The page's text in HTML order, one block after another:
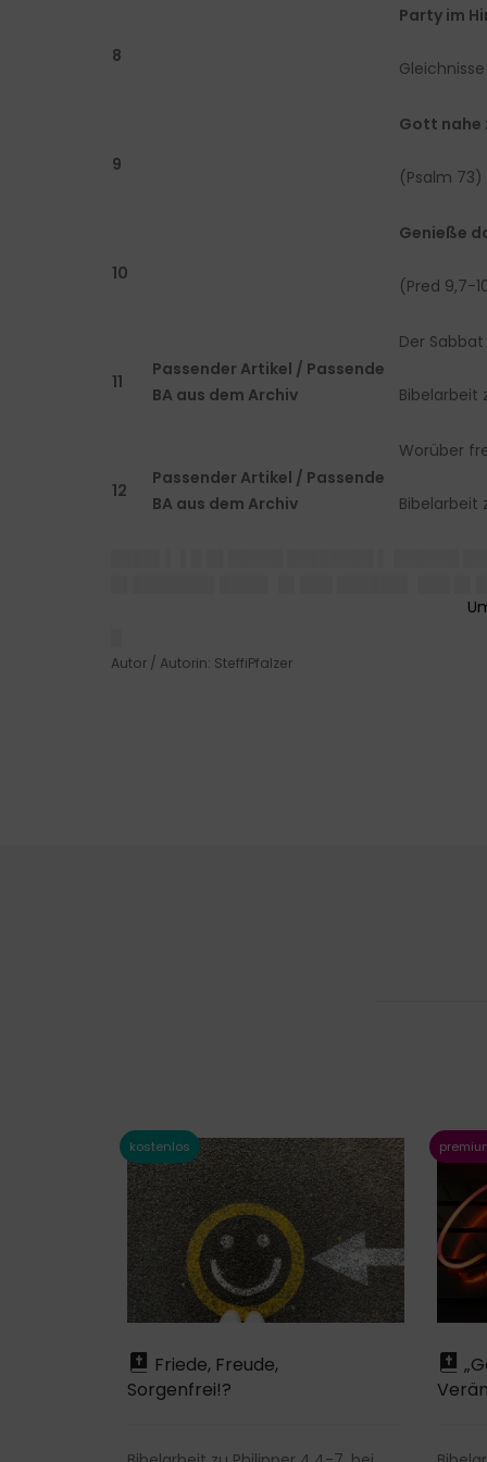
8
Party im
9
Gott nahe
(Psalm 73)
10
Genieße
(Pred 9,7-
11
Passender Artikel / Passende
BA aus dem Archiv
Der Sabbat
Bibelarbeit
12
Passender Artikel / Passende
BA aus dem Archiv
Worüber
Bibelarbeit
Autor / Autorin: SteffiPfalzer
Friede, Freude,
Sorgenfrei!?